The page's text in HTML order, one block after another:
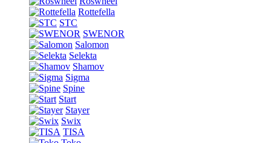
Rottefella
STC
SWENOR
Salomon
Selekta
Shamov
Sigma
Spine
Start
Stayer
Swix
TISA